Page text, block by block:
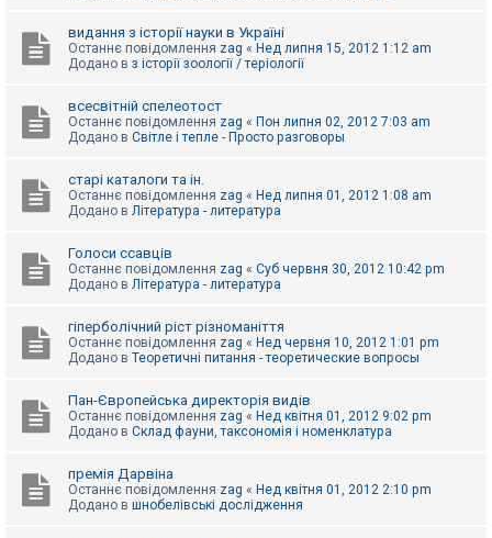
видання з історії науки в Україні
Останнє повідомлення zag « Нед липня 15, 2012 1:12 am
Додано в з історії зоології / теріології
всесвітній спелеотост
Останнє повідомлення zag « Пон липня 02, 2012 7:03 am
Додано в Світле і тепле - Просто разговоры
старі каталоги та ін.
Останнє повідомлення zag « Нед липня 01, 2012 1:08 am
Додано в Література - литература
Голоси ссавців
Останнє повідомлення zag « Суб червня 30, 2012 10:42 pm
Додано в Література - литература
гіперболічний ріст різноманіття
Останнє повідомлення zag « Нед червня 10, 2012 1:01 pm
Додано в Теоретичні питання - теоретические вопросы
Пан-Європейська директорія видів
Останнє повідомлення zag « Нед квітня 01, 2012 9:02 pm
Додано в Склад фауни, таксономія і номенклатура
премія Дарвіна
Останнє повідомлення zag « Нед квітня 01, 2012 2:10 pm
Додано в шнобелівські дослідження